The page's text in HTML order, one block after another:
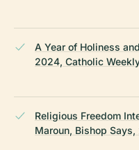
A Year of Holiness
2024, Catholic
Religious Freedom
Maroun, Bishop